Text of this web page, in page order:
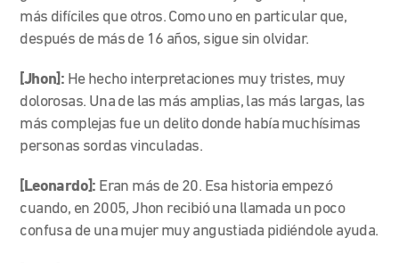
más difíciles que otros. Como uno en particular que,
después de más de 16 años, sigue sin olvidar.
[Jhon]: He hecho interpretaciones muy tristes, muy
dolorosas. Una de las más amplias, las más largas, las
más complejas fue un delito donde había muchísimas
personas sordas vinculadas.
[Leonardo]: Eran más de 20. Esa historia empezó
cuando, en 2005, Jhon recibió una llamada un poco
confusa de una mujer muy angustiada pidiéndole ayuda.